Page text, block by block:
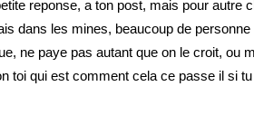
reponse, a ton post, mais pour autre
dans les mines, beaucoup de
ne paye pas autant que on le croit, ou
toi qui est comment cela ce passe il si